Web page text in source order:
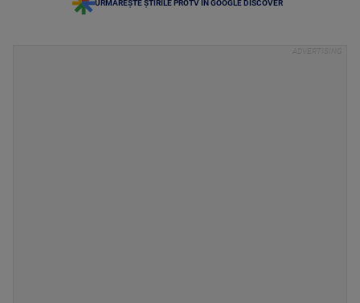
URMĂREȘTE ȘTIRILE PROTV ÎN GOOGLE DISCOVER